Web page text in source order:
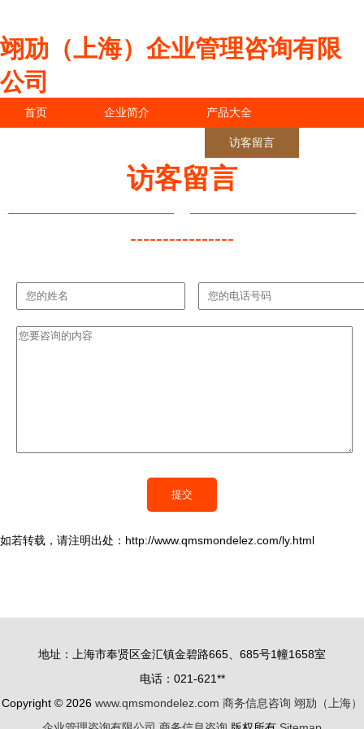
翊劢（上海）企业管理咨询有限
公司
首页 企业简介 产品大全
访客留言
访客留言
----------------
如若转载，请注明出处：http://www.qmsmondelez.com/ly.html
地址：上海市奉贤区金汇镇金碧路665、685号1幢1658室
电话：021-621**
Copyright © 2026 www.qmsmondelez.com 商务信息咨询 翊劢（上海）